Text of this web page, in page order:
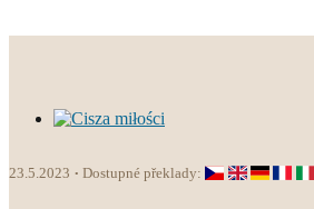
23.5.2023 Dostupné překlady: